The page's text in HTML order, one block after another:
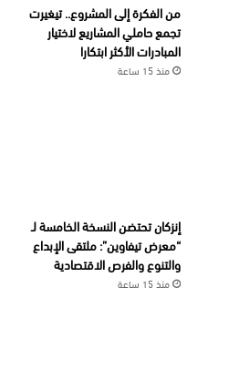
من الفكرة إلى المشروع.. تيغيرت
تجمع حاملي المشاريع لاختيار
المبادرات الأكثر ابتكارا
منذ 15 ساعة
إنزكان تحتضن النسخة الخامسة لـ
“معرض تيفاوين”: ملتقى الإبداع
والتنوع والفرص الاقتصادية
منذ 15 ساعة